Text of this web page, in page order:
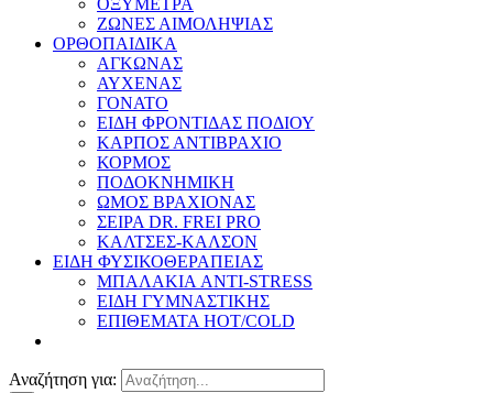
ΟΞΥΜΕΤΡΑ
ΖΩΝΕΣ ΑΙΜΟΛΗΨΙΑΣ
ΟΡΘΟΠΑΙΔΙΚΑ
ΑΓΚΩΝΑΣ
ΑΥΧΕΝΑΣ
ΓΟΝΑΤΟ
ΕΙΔΗ ΦΡΟΝΤΙΔΑΣ ΠΟΔΙΟΥ
ΚΑΡΠΟΣ ΑΝΤΙΒΡΑΧΙΟ
ΚΟΡΜΟΣ
ΠΟΔΟΚΝΗΜΙΚΗ
ΩΜΟΣ ΒΡΑΧΙΟΝΑΣ
ΣΕΙΡΑ DR. FREI PRO
ΚΑΛΤΣΕΣ-ΚΑΛΣΟΝ
ΕΙΔΗ ΦΥΣΙΚΟΘΕΡΑΠΕΙΑΣ
ΜΠΑΛΑΚΙΑ ANTI-STRESS
ΕΙΔΗ ΓΥΜΝΑΣΤΙΚΗΣ
ΕΠΙΘΕΜΑΤΑ HOT/COLD
Αναζήτηση για: